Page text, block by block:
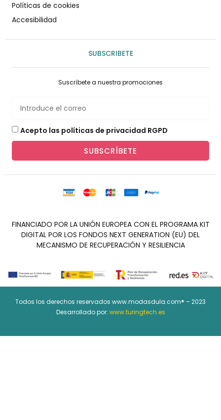
Políticas de cookies
Accesibilidad
SUBSCRIBETE
Suscríbete a nuestra promociones
Acepto las políticas de privacidad RGPD
SUBSCRÍBETE
FINANCIADO POR LA UNIÓN EUROPEA CON EL PROGRAMA KIT
DIGITAL POR LOS FONDOS NEXT GENERATION (EU) DEL
MECANISMO DE RECUPERACIÓN Y RESILIENCIA
Todos los derechos reservados www.modasdula.com® – 2023
Desarrollado por: www.turingtech.es